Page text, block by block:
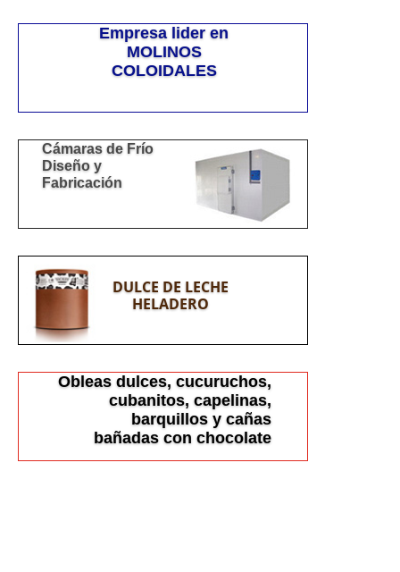
Empresa lider en
MOLINOS
COLOIDALES
Cámaras de Frío
Diseño y
Fabricación
DULCE DE LECHE
HELADERO
Obleas dulces, cucuruchos,
cubanitos, capelinas,
barquillos y cañas
bañadas con chocolate